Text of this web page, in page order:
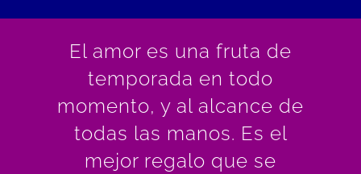
El amor es una fruta de
temporada en todo
momento, y al alcance de
todas las manos. Es el
mejor regalo que se